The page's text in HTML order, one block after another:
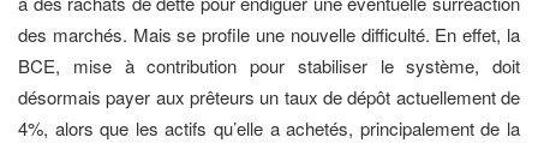
des marchés. Mais se profile une nouvelle difficulté. En effet, la
BCE, mise à contribution pour stabiliser le système, doit
désormais payer aux prêteurs un taux de dépôt actuellement de
4%, alors que les actifs qu’elle a achetés, principalement de la